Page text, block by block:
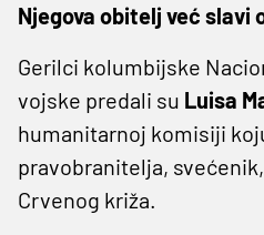
Njegova obitelj već slavi
Gerilci kolumbijske
vojske predali su Luisa
humanitarnoj komisiji
pravobranitelja,
Crvenog križa.